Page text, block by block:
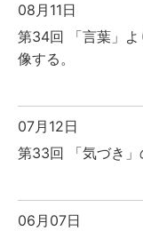
08月11日
第34回 「言葉」
像する。
07月12日
第33回 「気づき」
06月07日